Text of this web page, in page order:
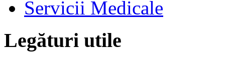
Servicii Medicale
Legături utile